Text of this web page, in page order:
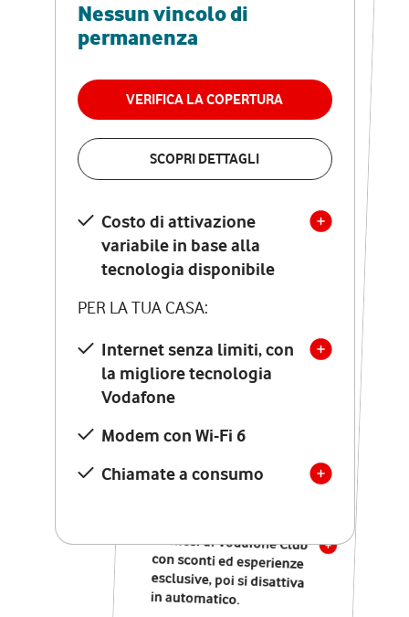
Nessun vincolo di
permanenza
VERIFICA LA COPERTURA
SCOPRI DETTAGLI
Costo di attivazione
variabile in base alla
tecnologia disponibile
PER LA TUA CASA:
Internet senza limiti, con
la migliore tecnologia
Vodafone
Modem con Wi-Fi 6
Chiamate a consumo
RETE FISSA + VODAFONE CLUB
29,95€
permanenza
VERIFICA LA COPERTURA
Costo di attivazione
variabile in base alla
tecnologia disponibile
PER LA TUA CASA:
Internet senza limiti, con
la migliore tecnologia
Vodafone
Modem Seven con Wi-Fi 7
Chiamate illimitate verso
numeri fissi e mobili
nazionali
12 mesi di Vodafone Club
con sconti ed esperienze
esclusive, poi si disattiva
in automatico.